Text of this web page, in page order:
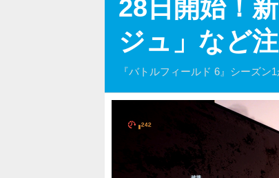
28日開始！
ジュ」など
『バトルフィールド 6』シーズン